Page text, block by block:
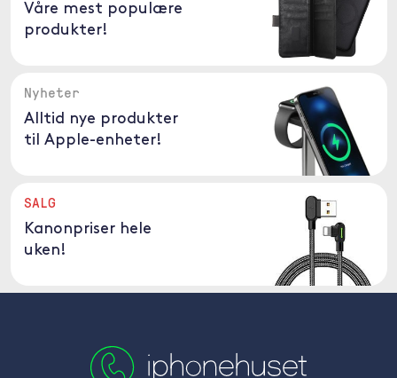
Våre mest populære
produkter!
Nyheter
Alltid nye produkter
til Apple-enheter!
SALG
Kanonpriser hele
uken!